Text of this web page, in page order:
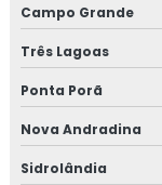
Campo Grande
Três Lagoas
Ponta Porã
Nova Andradina
Sidrolândia